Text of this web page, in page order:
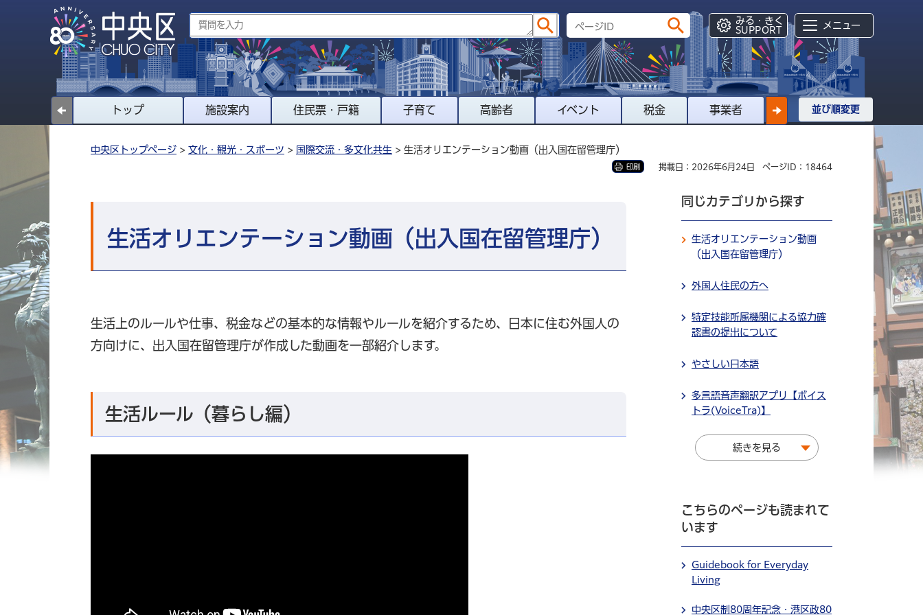
みる・きく
SUPPORT
メニュー
トップ 施設案内 住民票・戸籍 子育て 高齢者 イベント 税金 事業者 並び順変更
中央区トップページ > 文化・観光・スポーツ > 国際交流・多文化共生 > 生活オリエンテーション動画（出入国在留管理庁）
印刷 掲載日：2026年6月24日 ページID：18464
生活オリエンテーション動画（出入国在留管理庁）
生活上のルールや仕事、税金などの基本的な情報やルールを紹介するため、日本に住む外国人の
方向けに、出入国在留管理庁が作成した動画を一部紹介します。
生活ルール（暮らし編）
同じカテゴリから探す
生活オリエンテーション動画
（出入国在留管理庁）
外国人住民の方へ
特定技能所属機関による協力確
認書の提出について
やさしい日本語
多言語音声翻訳アプリ【ボイス
トラ(VoiceTra)】
続きを見る
こちらのページも読まれて
います
Guidebook for Everyday
Living
中央区制80周年記念・港区政80